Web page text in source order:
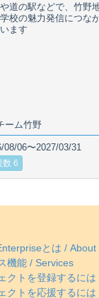
道の駅などで、竹野
校の魅力発信につな
ます
ーム竹野
08/06〜2027/03/31
数 6
とは / About
機能 / Services
クトを登録するに
クトを応援するに